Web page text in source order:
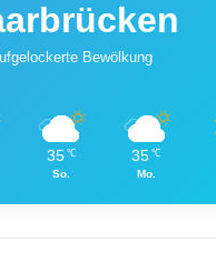
Bewölkung
35 ℃
So.
35 ℃
Mo.